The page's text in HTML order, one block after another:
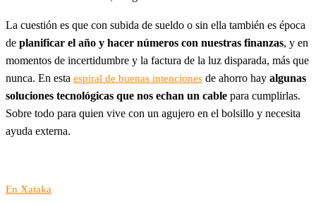
La cuestión es que con subida de sueldo o sin ella también es época
de planificar el año y hacer números con nuestras finanzas, y en
momentos de incertidumbre y la factura de la luz disparada, más que
nunca. En esta espiral de buenas intenciones de ahorro hay algunas
soluciones tecnológicas que nos echan un cable para cumplirlas.
Sobre todo para quien vive con un agujero en el bolsillo y necesita
ayuda externa.
En Xataka